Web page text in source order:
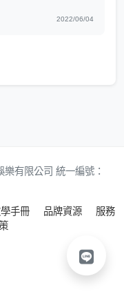
2022/06/04
有限公司 統一編號：
手冊 品牌資源
服務